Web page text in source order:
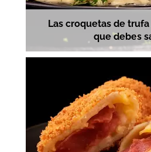
Las croquetas de
que debes